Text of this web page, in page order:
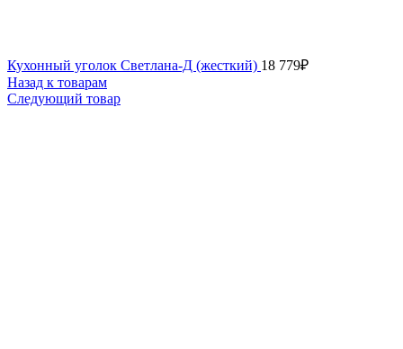
Кухонный уголок Светлана-Д (жесткий) 18 779₽
Назад к товарам
Следующий товар